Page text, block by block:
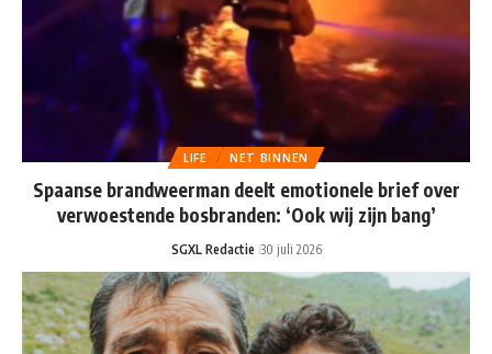
LIFE NET BINNEN
Spaanse brandweerman deelt emotionele brief over
verwoestende bosbranden: ‘Ook wij zijn bang’
SGXL Redactie 30 juli 2026